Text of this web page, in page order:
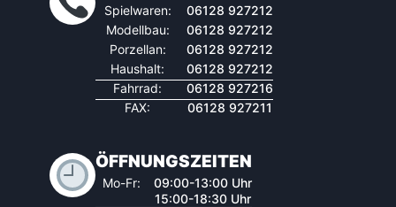
Spielwaren:
06128 927212
Modellbau:
06128 927212
Porzellan:
06128 927212
Haushalt:
06128 927212
Fahrrad:
06128 927216
FAX:
06128 927211
ÖFFNUNGSZEITEN
Mo-Fr:
09:00-13:00 Uhr
15:00-18:30 Uhr